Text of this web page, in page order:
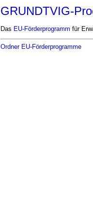
GRUNDTVIG-
Das EU-Förderprogramm für
Ordner EU-Förderprogramme